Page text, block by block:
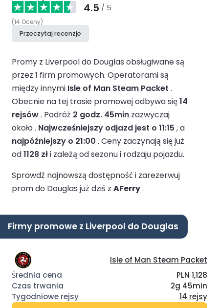
4.5 / 5
(14 Oceny)
Przeczytaj recenzje
Promy z Liverpool do Douglas obsługiwane są
przez 1 firm promowych. Operatorami są
między innymi Isle of Man Steam Packet .
Obecnie na tej trasie promowej odbywa się14
rejsów. Podróż 2 godz. 45min zazwyczaj
około . Najwcześniejszy odjazd jest o 11:15 , a
najpóźniejszy o 21:00 . Ceny zaczynają się już
od1128 złi zależą od sezonu i rodzaju pojazdu.
Sprawdź najnowszą dostępność i zarezerwuj
prom do Douglas już dziś z AFerry.
Firmy promowe z Liverpool do Douglas
Isle of Man Steam Packet
PLN 1,128
2g 45min
14 rejsy